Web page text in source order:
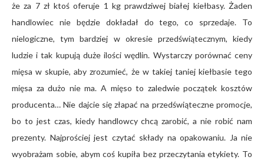
że za 7 zł ktoś oferuje 1 kg prawdziwej białej kiełbasy. Żaden
handlowiec nie będzie dokładał do tego, co sprzedaje. To
nielogiczne, tym bardziej w okresie przedświątecznym, kiedy
ludzie i tak kupują duże ilości wędlin. Wystarczy porównać ceny
mięsa w skupie, aby zrozumieć, że w takiej taniej kiełbasie tego
mięsa za dużo nie ma. A mięso to zaledwie początek kosztów
producenta… Nie dajcie się złapać na przedświąteczne promocje,
bo to jest czas, kiedy handlowcy chcą zarobić, a nie robić nam
prezenty. Najprościej jest czytać składy na opakowaniu. Ja nie
wyobrażam sobie, abym coś kupiła bez przeczytania etykiety. To